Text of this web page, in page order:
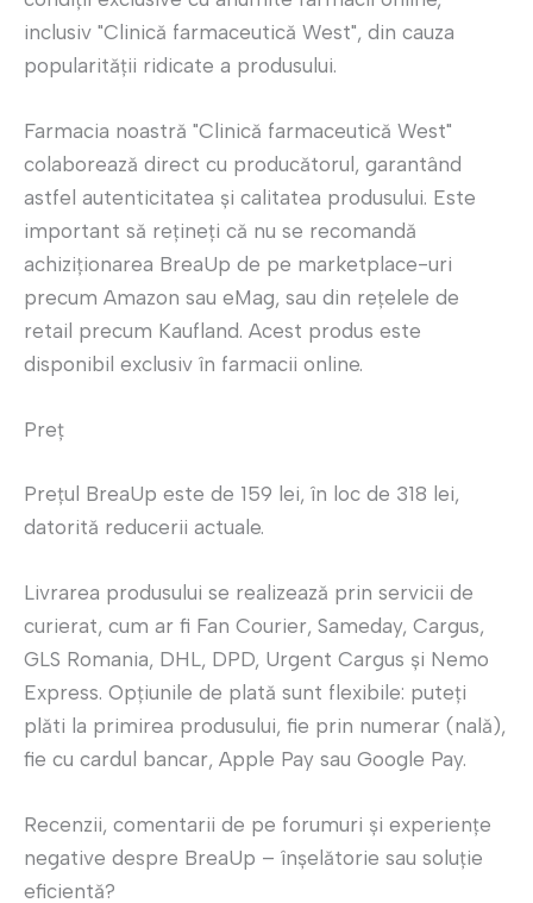
inclusiv "Clinică farmaceutică West", din cauza
popularității ridicate a produsului.
Farmacia noastră "Clinică farmaceutică West"
colaborează direct cu producătorul, garantând
astfel autenticitatea și calitatea produsului. Este
important să rețineți că nu se recomandă
achiziționarea BreaUp de pe marketplace-uri
precum Amazon sau eMag, sau din rețelele de
retail precum Kaufland. Acest produs este
disponibil exclusiv în farmacii online.
Preț
Prețul BreaUp este de 159 lei, în loc de 318 lei,
datorită reducerii actuale.
Livrarea produsului se realizează prin servicii de
curierat, cum ar fi Fan Courier, Sameday, Cargus,
GLS Romania, DHL, DPD, Urgent Cargus și Nemo
Express. Opțiunile de plată sunt flexibile: puteți
plăti la primirea produsului, fie prin numerar (nală),
fie cu cardul bancar, Apple Pay sau Google Pay.
Recenzii, comentarii de pe forumuri și experiențe
negative despre BreaUp – înșelătorie sau soluție
eficientă?